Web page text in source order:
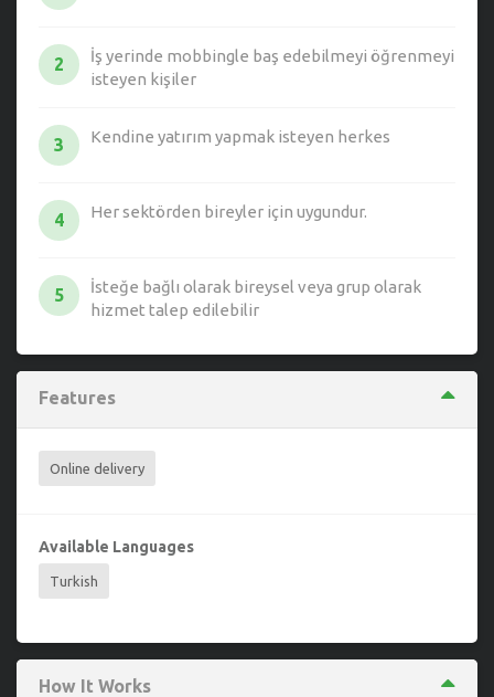
2
İş yerinde mobbingle baş edebilmeyi öğrenmeyi
isteyen kişiler
3 Kendine yatırım yapmak isteyen herkes
4 Her sektörden bireyler için uygundur.
5
İsteğe bağlı olarak bireysel veya grup olarak
hizmet talep edilebilir
Features
Online delivery
Available Languages
Turkish
How It Works